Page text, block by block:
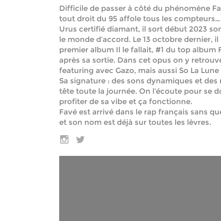
Difficile de passer à côté du phénomène
tout droit du 95 affole tous les
Urus certifié diamant, il sort début 2023
le monde d’accord. Le 13 octobre dernier,
premier album Il le fallait, #1 du top album
après sa sortie. Dans cet opus on y
featuring avec Gazo, mais aussi So La
Sa signature : des sons dynamiques et
tête toute la journée. On l’écoute pour se
profiter de sa vibe et ça fonctionne.
Favé est arrivé dans le rap français sans
et son nom est déjà sur toutes les lèvres.